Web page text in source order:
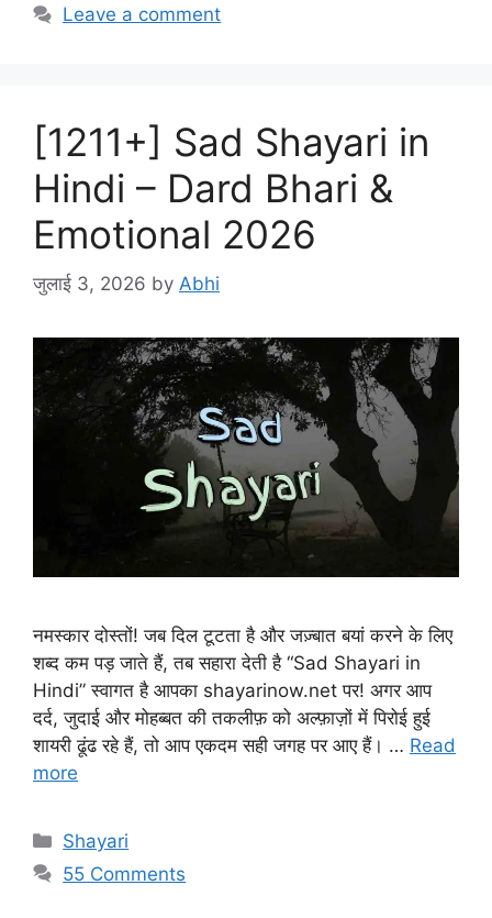
Leave a comment
[1211+] Sad Shayari in
Hindi – Dard Bhari &
Emotional 2026
जुलाई 3, 2026 by Abhi
नमस्कार दोस्तों! जब दिल टूटता है और जज़्बात बयां करने के लिए
शब्द कम पड़ जाते हैं, तब सहारा देती है “Sad Shayari in
Hindi” स्वागत है आपका shayarinow.net पर! अगर आप
दर्द, जुदाई और मोहब्बत की तकलीफ़ को अल्फ़ाज़ों में पिरोई हुई
शायरी ढूंढ रहे हैं, तो आप एकदम सही जगह पर आए हैं। … Read
more
Categories
Shayari
55 Comments